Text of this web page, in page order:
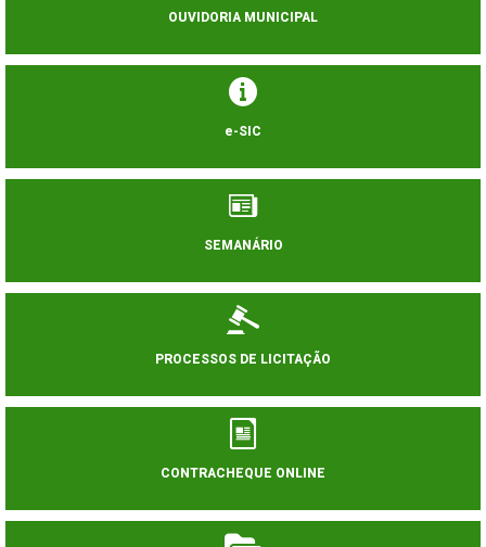
OUVIDORIA MUNICIPAL
e-SIC
SEMANÁRIO
PROCESSOS DE LICITAÇÃO
CONTRACHEQUE ONLINE